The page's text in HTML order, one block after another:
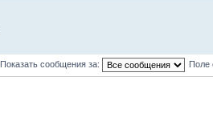
Показать сообщения за: Поле